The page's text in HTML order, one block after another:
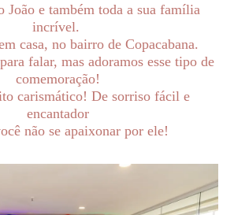
João e também toda a sua família
incrível.
casa, no bairro de Copacabana.
falar, mas adoramos esse tipo de
comemoração!
carismático! De sorriso fácil e
encantador
não se apaixonar por ele!